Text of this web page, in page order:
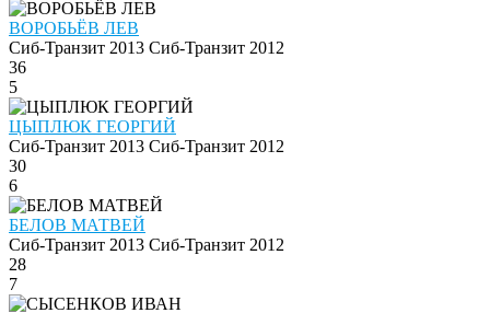
ВОРОБЬЁВ ЛЕВ
Сиб-Транзит 2013 Сиб-Транзит 2012
36
5
ЦЫПЛЮК ГЕОРГИЙ
Сиб-Транзит 2013 Сиб-Транзит 2012
30
6
БЕЛОВ МАТВЕЙ
Сиб-Транзит 2013 Сиб-Транзит 2012
28
7